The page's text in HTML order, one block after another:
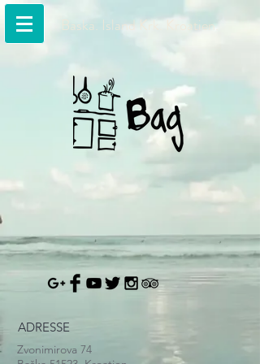
Baska. Island Krk. Kroatien.
ADRESSE
Zvonimirova 74